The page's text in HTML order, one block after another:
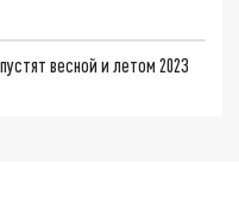
весной и летом 2023